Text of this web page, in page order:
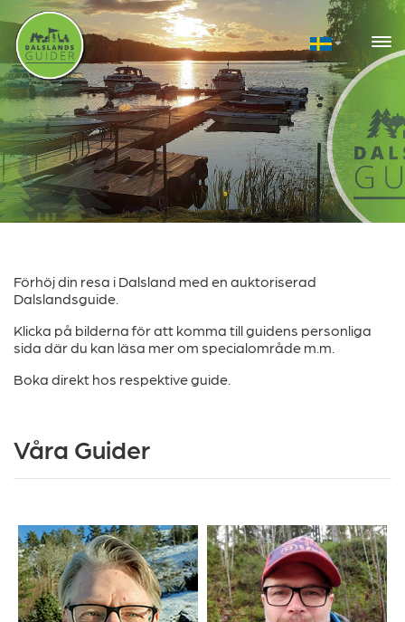
Förhöj din resa i Dalsland med en auktoriserad
Dalslandsguide.
Klicka på bilderna för att komma till guidens personliga
sida där du kan läsa mer om specialområde m.m.
Boka direkt hos respektive guide.
Våra Guider